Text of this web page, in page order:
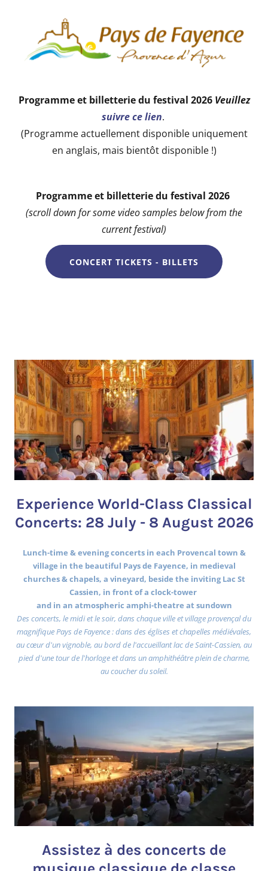
Programme et billetterie du festival 2026 Veuillez
suivre ce lien.
(Programme actuellement disponible uniquement
en anglais, mais bientôt disponible !)
Programme et billetterie du festival 2026
(scroll down for some video samples below from the
current festival)
CONCERT TICKETS - BILLETS
Experience World-Class Classical
Concerts: 28 July - 8 August 2026
Lunch-time & evening concerts in each Provencal town &
village in the beautiful Pays de Fayence, in medieval
churches & chapels, a vineyard, beside the inviting Lac St
Cassien, in front of a clock-tower
and in an atmospheric amphi-theatre at sundown
Des concerts, le midi et le soir, dans chaque ville et village provençal du
magnifique Pays de Fayence : dans des églises et chapelles médiévales,
au cœur d'un vignoble, au bord de l'accueillant lac de Saint-Cassien, au
pied d'une tour de l'horloge et dans un amphithéâtre plein de charme,
au coucher du soleil.
Assistez à des concerts de